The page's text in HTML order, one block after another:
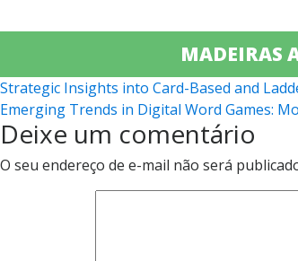
MADEIRAS
Navegação
de
Post
Strategic Insights into Card-Based and
Emerging Trends in Digital Word Games:
Deixe um comentário
O seu endereço de e-mail não será